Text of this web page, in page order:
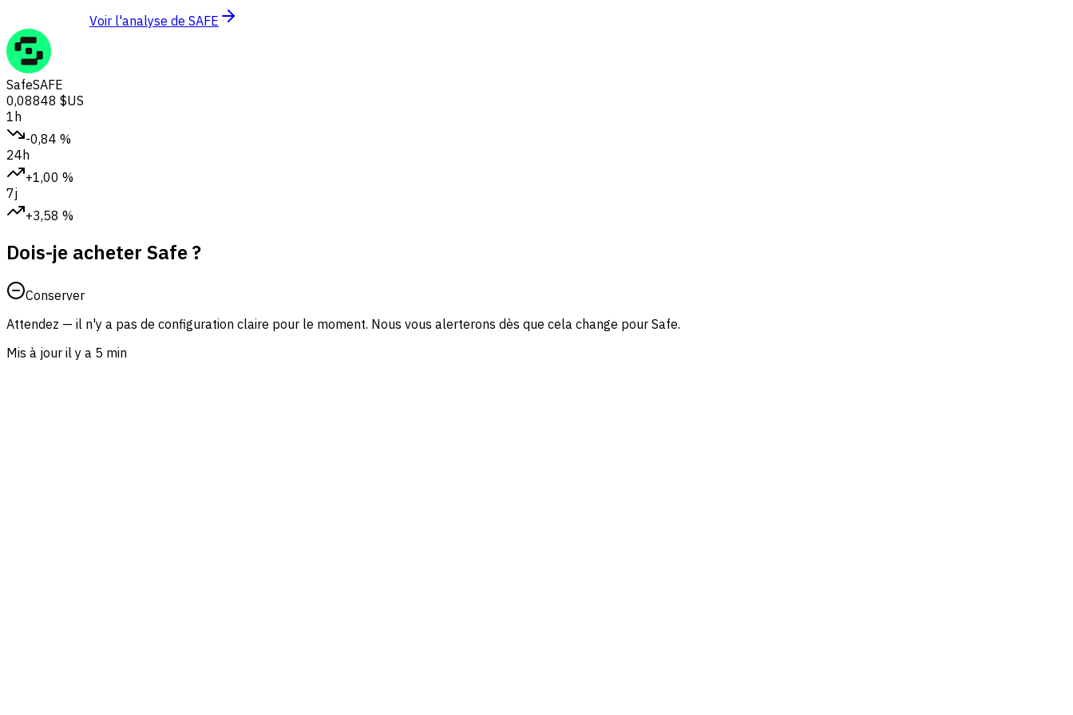
Voir l'analyse de SAFE
SafeSAFE
0,08848 $US
1h
-0,84 %
24h
+1,00 %
7j
+3,58 %
Dois-je acheter Safe ?
Conserver
Attendez — il n'y a pas de configuration claire pour le moment. Nous vous alerterons dès que cela change pour Safe.
Mis à jour il y a 5 min